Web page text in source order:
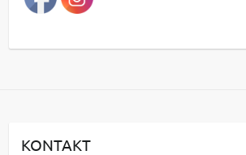
g
a
v
KONTAKT